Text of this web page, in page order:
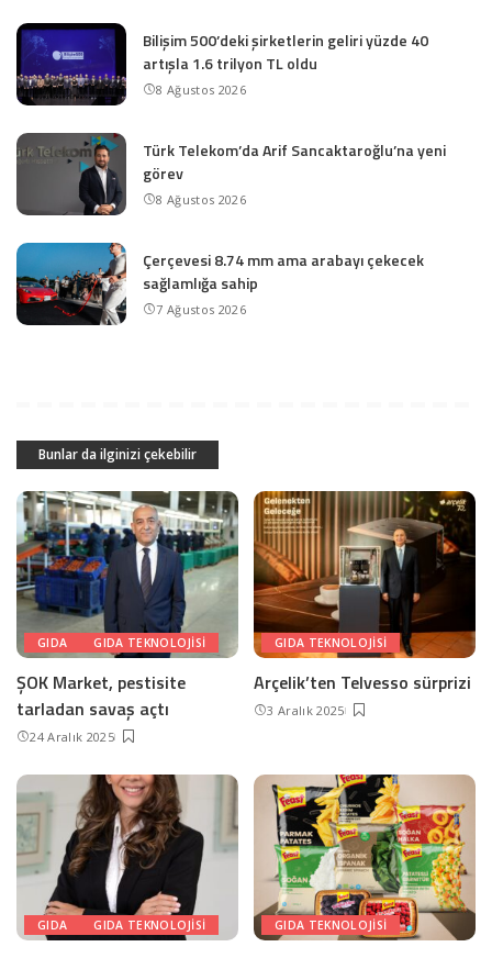
Bilişim 500’deki şirketlerin geliri yüzde 40
artışla 1.6 trilyon TL oldu
8 Ağustos 2026
Türk Telekom’da Arif Sancaktaroğlu’na yeni
görev
8 Ağustos 2026
Çerçevesi 8.74 mm ama arabayı çekecek
sağlamlığa sahip
7 Ağustos 2026
Bunlar da ilginizi çekebilir
GIDA GIDA TEKNOLOJISI
ŞOK Market, pestisite
tarladan savaş açtı
24 Aralık 2025
GIDA TEKNOLOJISI
Arçelik’ten Telvesso sürprizi
3 Aralık 2025
GIDA GIDA TEKNOLOJISI GIDA TEKNOLOJISI